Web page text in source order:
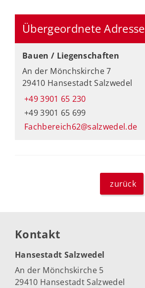
Übergeordnete Adresse
Bauen / Liegenschaften
An der Mönchskirche 7
29410 Hansestadt Salzwedel
+49 3901 65 230
+49 3901 65 699
Fachbereich62@salzwedel.de
zurück
Kontakt
Hansestadt Salzwedel
An der Mönchskirche 5
29410 Hansestadt Salzwedel